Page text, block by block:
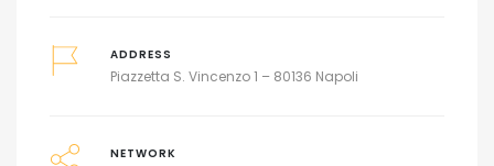
ADDRESS
Piazzetta S. Vincenzo 1 – 80136 Napoli
NETWORK